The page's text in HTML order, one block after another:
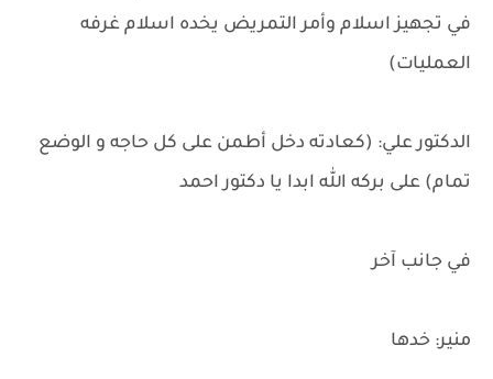
في تجهيز اسلام وأمر التمريض يخده اسلام غرفه
العمليات)
الدكتور علي: (كعادته دخل أطمن على كل حاجه و الوضع
تمام) على بركه الله ابدا يا دكتور احمد
في جانب آخر
منير: خدها